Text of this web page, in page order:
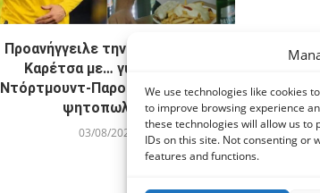
We use technologies like cookies
to improve browsing experience
these technologies will allow us to
IDs on this site. Not consenting or
features and functions.
Προανήγγειλε την ανακοίνωση
Καρέτσα με… γυράδικο η
Ντόρτμουντ-Παρουσιάζεται σε
ψητοπωλείο
03/08/2026